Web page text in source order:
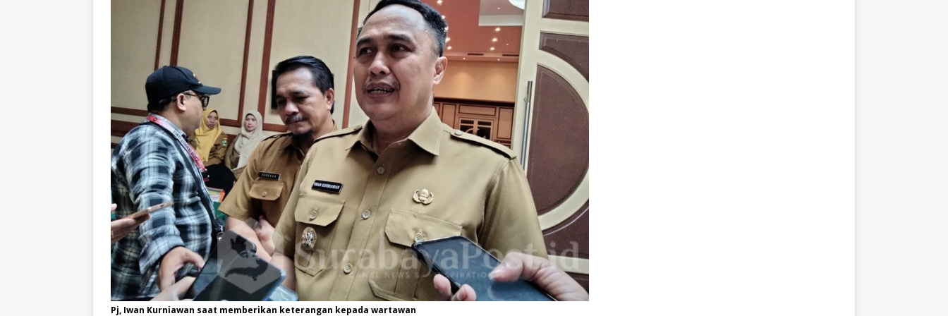
Pj, Iwan Kurniawan saat memberikan keterangan kepada wartawan